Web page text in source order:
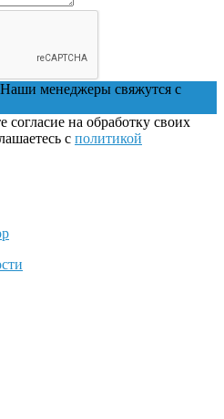
менеджеры свяжутся с
на обработку своих
с политикой